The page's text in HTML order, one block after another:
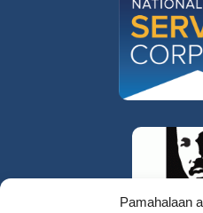
Pamahalaan